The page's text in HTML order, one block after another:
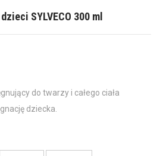
SYLVECO 300 ml
do twarzy i całego ciała
dziecka.